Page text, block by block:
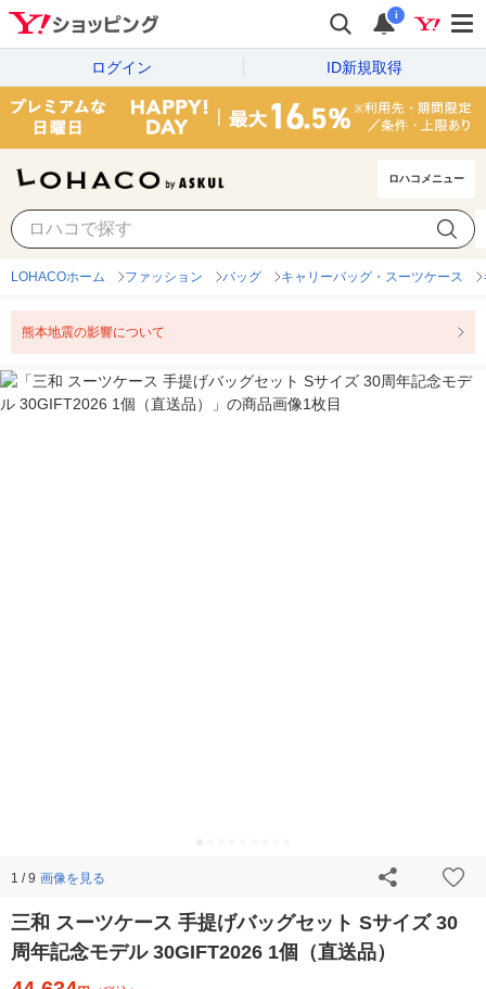
i
ログイン ID新規取得
ロハコメニュー
LOHACOホーム ファッション バッグ キャリーバッグ・スーツケース
熊本地震の影響について
1 / 9 画像を見る
三和 スーツケース 手提げバッグセット Sサイズ 30
周年記念モデル 30GIFT2026 1個（直送品）